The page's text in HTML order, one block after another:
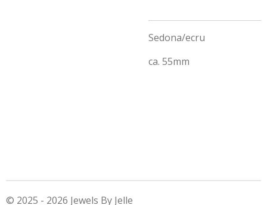
Sedona/ecru
ca. 55mm
© 2025 - 2026 Jewels By Jelle